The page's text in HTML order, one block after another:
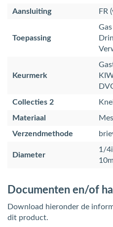
Aansluiting
FR
Toepassing
Gas
Keurmerk
Collecties 2
Materiaal
Verzendmethode
Diameter
1/
Documenten en/of
Download hieronder de
dit product.